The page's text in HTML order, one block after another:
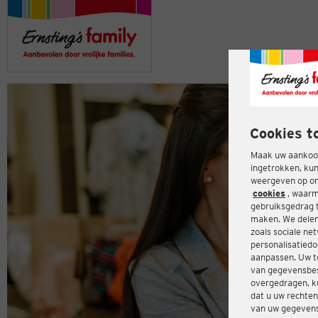
Cookies
Maak uw
ingetrokken,
weergeven op
cookies ,
gebruiksgedrag
maken. We
zoals sociale
aanpassen. Uw
van
overgedragen,
dat u uw
van uw